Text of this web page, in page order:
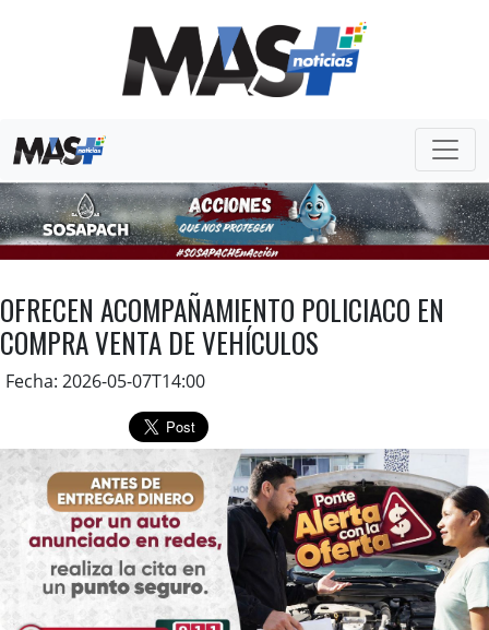
OFRECEN ACOMPAÑAMIENTO POLICIACO EN
COMPRA VENTA DE VEHÍCULOS
Fecha: 2026-05-07T14:00